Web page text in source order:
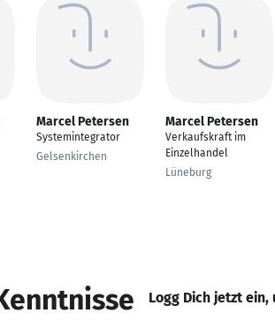
Marcel Petersen
Systemintegrator
Gelsenkirchen
Marcel Petersen
Verkaufskraft im
Einzelhandel
Lüneburg
Logg Dich jetzt ein,